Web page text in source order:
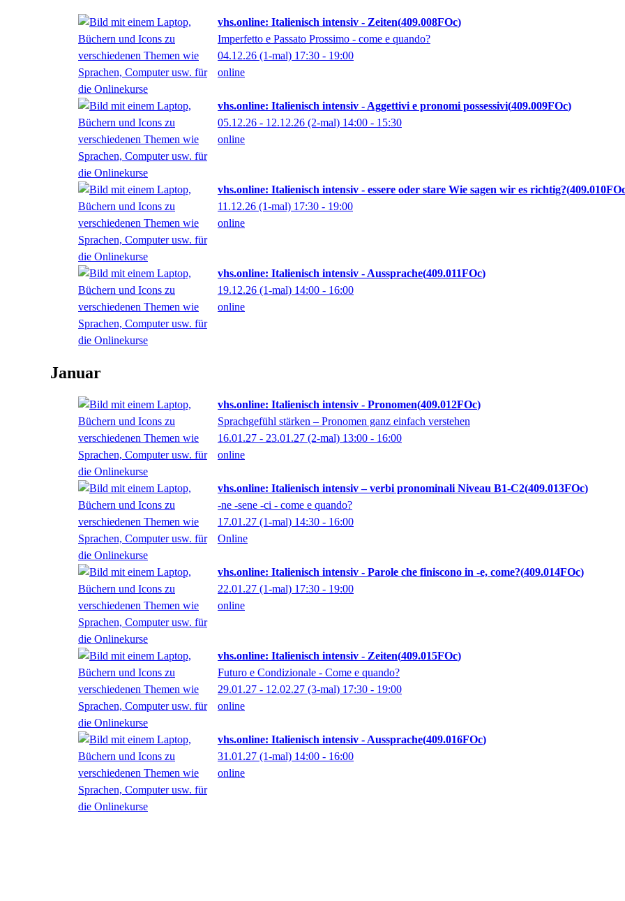
vhs.online: Italienisch intensiv - Zeiten 409.008FOc
Imperfetto e Passato Prossimo - come e quando?
04.12.26 (1-mal) 17:30 - 19:00
online
vhs.online: Italienisch intensiv - Aggettivi e pronomi possessivi 409.009FOc
05.12.26 - 12.12.26 (2-mal) 14:00 - 15:30
online
vhs.online: Italienisch intensiv - essere oder stare Wie sagen wir es richtig?
11.12.26 (1-mal) 17:30 - 19:00
online
vhs.online: Italienisch intensiv - Aussprache 409.011FOc
19.12.26 (1-mal) 14:00 - 16:00
online
Januar
vhs.online: Italienisch intensiv - Pronomen 409.012FOc
Sprachgefühl stärken – Pronomen ganz einfach verstehen
16.01.27 - 23.01.27 (2-mal) 13:00 - 16:00
online
vhs.online: Italienisch intensiv – verbi pronominali Niveau B1-C2 409.013FOc
-ne -sene -ci - come e quando?
17.01.27 (1-mal) 14:30 - 16:00
Online
vhs.online: Italienisch intensiv - Parole che finiscono in -e, come? 409.014FOc
22.01.27 (1-mal) 17:30 - 19:00
online
vhs.online: Italienisch intensiv - Zeiten 409.015FOc
Futuro e Condizionale - Come e quando?
29.01.27 - 12.02.27 (3-mal) 17:30 - 19:00
online
vhs.online: Italienisch intensiv - Aussprache 409.016FOc
31.01.27 (1-mal) 14:00 - 16:00
online